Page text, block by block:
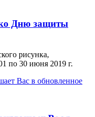
ко Дню защиты
рисунка,
по 30 июня 2019 г.